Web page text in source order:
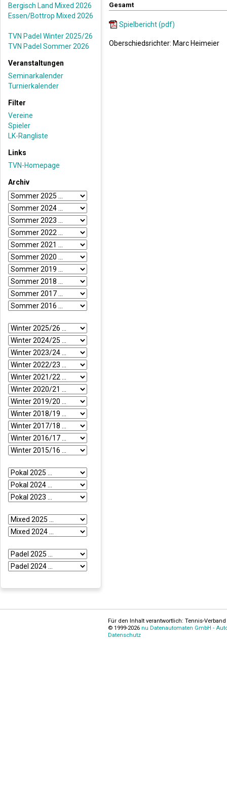
Bergisch Land Mixed 2026
Essen/Bottrop Mixed 2026
TVN Padel Winter 2025/26
TVN Padel Sommer 2026
Veranstaltungen
Seminarkalender
Turnierkalender
Filter
Vereine
Spieler
LK-Rangliste
Links
TVN-Homepage
Archiv
Gesamt
Spielbericht (pdf)
Oberschiedsrichter: Marc Heimeier
Für den Inhalt verantwortlich: Tennis-
© 1999-2026 nu Datenautomaten GmbH -
Datenschutz